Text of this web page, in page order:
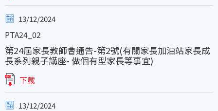
13/12/2024
PTA24_02
第24屆家長教師會通告-第2號(有關家長加油站家長成
長系列親子講座- 做個有型家長等事宜)
下載
13/12/2024